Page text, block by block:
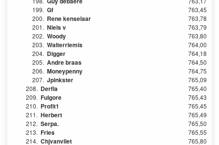
199. Gf
763,45
200. Rene kenselaar
763,78
201. Niels v
763,79
202. Woody
763,80
203. Walterriemis
764,00
204. Digger
764,18
205. Andre braas
764,50
206. Moneypenny
764,75
207. Jpinkster
765,09
208. Derfla
765,40
209. Fulgore
765,43
210. Profit1
765,45
211. Herbert
765,49
212. Serpa.
765,50
213. Fries
765,55
214. Chjvanvliet
765,80